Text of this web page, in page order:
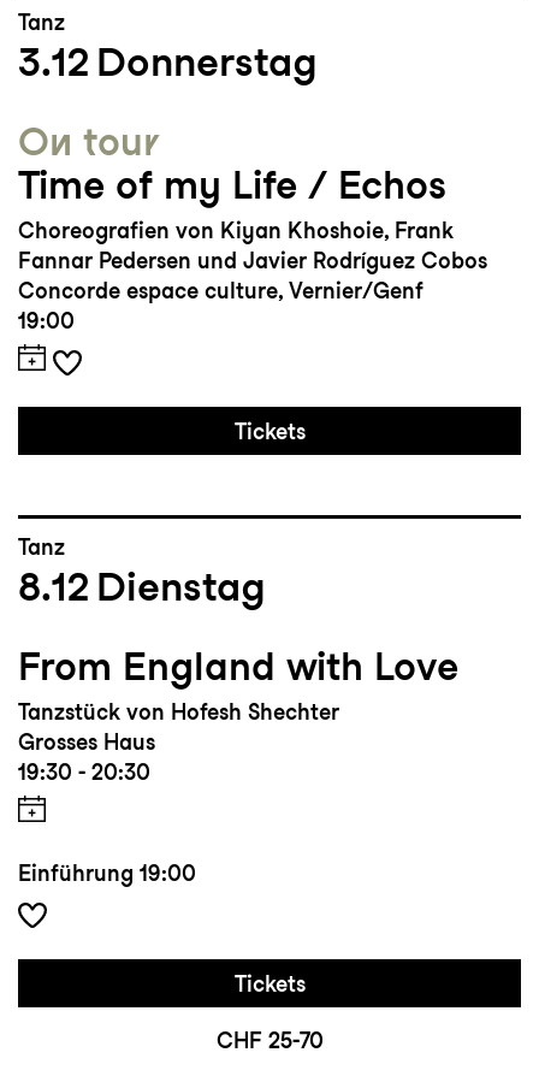
Tanz
3.12 Donnerstag
On tour
Time of my Life / Echos
Choreografien von Kiyan Khoshoie, Frank
Fannar Pedersen und Javier Rodríguez Cobos
Concorde espace culture, Vernier/Genf
19:00
Tickets
Tanz
8.12 Dienstag
From England with Love
Tanzstück von Hofesh Shechter
Grosses Haus
19:30 - 20:30
Einführung 19:00
Tickets
CHF 25-70